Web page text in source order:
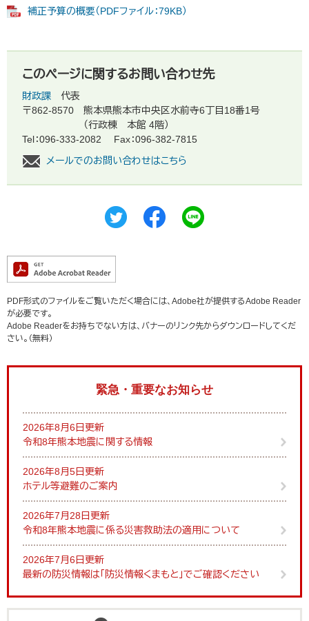
補正予算の概要（PDFファイル：79KB）
このページに関するお問い合わせ先
財政課
代表
〒862-8570
熊本県熊本市中央区水前寺6丁目18番1号
（行政棟 本館 4階）
Tel：096-333-2082
Fax：096-382-7815
メールでのお問い合わせはこちら
PDF形式のファイルをご覧いただく場合には、Adobe社が提供するAdobe Reader
が必要です。
Adobe Readerをお持ちでない方は、バナーのリンク先からダウンロードしてくだ
さい。（無料）
緊急・重要なお知らせ
2026年8月6日更新
令和8年熊本地震に関する情報
2026年8月5日更新
ホテル等避難のご案内
2026年7月28日更新
令和8年熊本地震に係る災害救助法の適用について
2026年7月6日更新
最新の防災情報は「防災情報くまもと」でご確認ください